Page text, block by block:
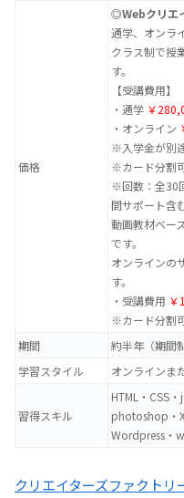
価格
◎Webクリエ
通学、オンラ
クラス制で授
す。
【受講費用】
・通学 ￥
・オンライン
※入学金が別
※カード分割
※回数：全30
間サポート含む
動画教材ベー
です。
オンラインの
す。
・受講費用 ￥
※カード分割
期間
約半年（期間
学習スタイル
オンラインま
習得スキル
HTML・CSS
photoshop・
Wordpress・
クリエイターズファクトリ